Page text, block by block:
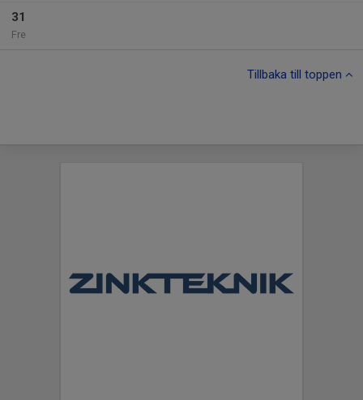
31
Fre
Tillbaka till toppen